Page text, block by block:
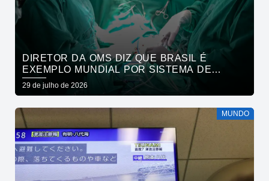
DIRETOR DA OMS DIZ QUE BRASIL É
EXEMPLO MUNDIAL POR SISTEMA DE
SAÚDE
29 de julho de 2026
MUNDO